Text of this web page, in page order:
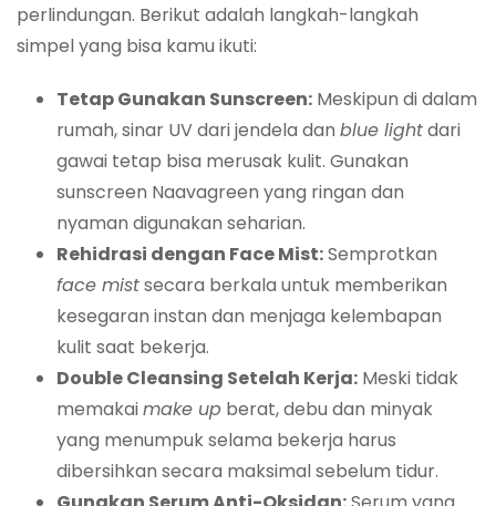
perlindungan. Berikut adalah langkah-langkah
simpel yang bisa kamu ikuti:
Tetap Gunakan Sunscreen: Meskipun di dalam
rumah, sinar UV dari jendela dan blue lightdari
gawai tetap bisa merusak kulit. Gunakan
sunscreen Naavagreen yang ringan dan
nyaman digunakan seharian.
Rehidrasi dengan Face Mist:Semprotkan
face mistsecara berkala untuk memberikan
kesegaran instan dan menjaga kelembapan
kulit saat bekerja.
Double Cleansing Setelah Kerja: Meski tidak
memakaimake up berat, debu dan minyak
yang menumpuk selama bekerja harus
dibersihkan secara maksimal sebelum tidur.